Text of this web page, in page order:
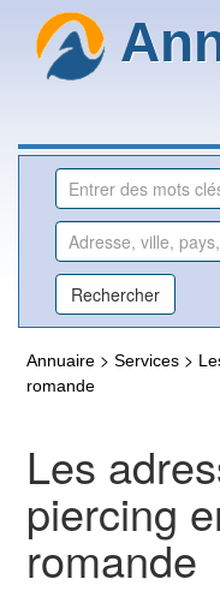
Annuaire > Services >
romande
Les
piercing
romande